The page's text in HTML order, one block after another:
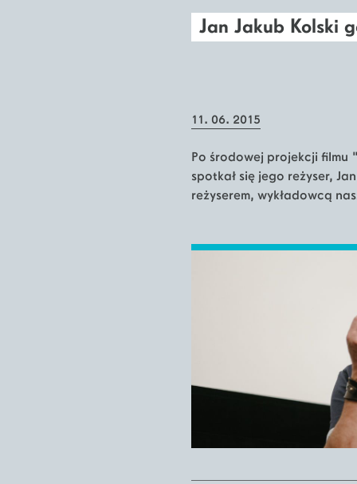
Jan Jakub Kolski
11. 06. 2015
Po środowej projekcji
spotkał się jego reżyser,
reżyserem, wykładowcą